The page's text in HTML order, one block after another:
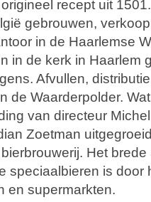
recept uit
gebrouwen,
in de Haarlemse
in de kerk in Haarlem
Afvullen,
de Waarderpolder.
van directeur
Zoetman
Het brede
speciaalbieren is door
en supermarkten.